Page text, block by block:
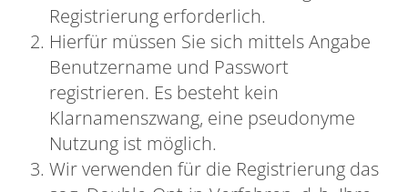
Registrierung erforderlich.
Hierfür müssen Sie sich mittels Angabe
Benutzername und Passwort
registrieren. Es besteht kein
Klarnamenszwang, eine pseudonyme
Nutzung ist möglich.
Wir verwenden für die Registrierung das